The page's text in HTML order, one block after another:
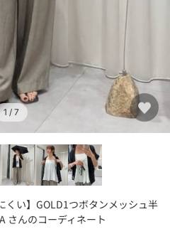
1 / 7
くい】GOLD1つボタンメッシュ半
さんのコーディネート